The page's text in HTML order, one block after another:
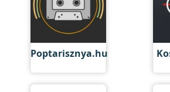
Poptarisznya.hu